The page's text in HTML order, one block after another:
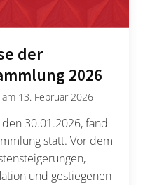
der
2026
am 13. Februar 2026
30.01.2026, fand
statt. Vor dem
und gestiegenen